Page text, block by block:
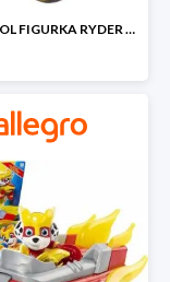
PSI PATROL FIGURKA RYDER + QUAD POJAZD RATUNKOWY -54%